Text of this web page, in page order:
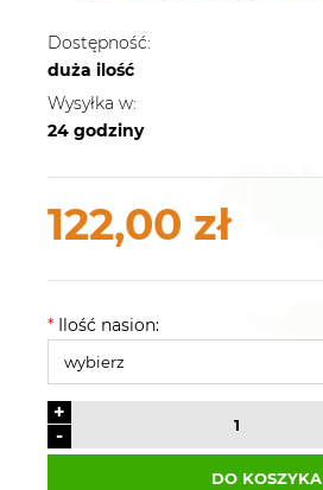
Dostępność:
duża ilość
Wysyłka w:
24 godziny
122,00 zł
* Ilość nasion:
-
+
DO KOSZYKA